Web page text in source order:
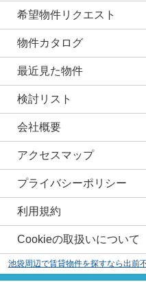
希望物件リクエスト
物件カタログ
最近見た物件
検討リスト
会社概要
アクセスマップ
プライバシーポリシー
利用規約
Cookieの取扱いについて
池袋周辺で賃貸物件を探すなら出前